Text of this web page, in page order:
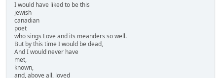
I would have liked to be this
jewish
canadian
poet
who sings Love and its meanders so well.
But by this time I would be dead,
And I would never have
met,
known,
and, above all, loved